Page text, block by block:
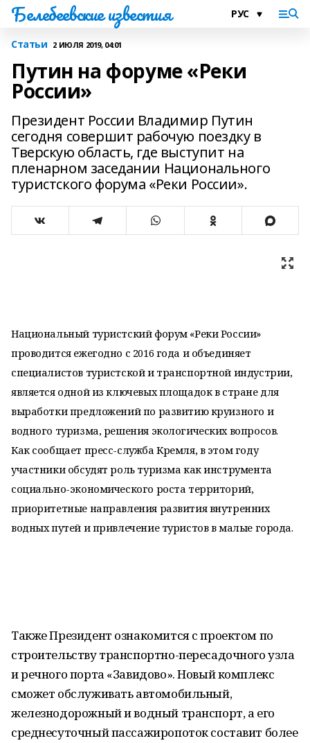
Белебеевские известия
Статьи 2 ИЮЛЯ 2019, 04:01
Путин на форуме «Реки
России»
Президент России Владимир Путин
сегодня совершит рабочую поездку в
Тверскую область, где выступит на
пленарном заседании Национального
туристского форума «Реки России».
Национальный туристский форум «Реки России»
проводится ежегодно с 2016 года и объединяет
специалистов туристской и транспортной индустрии,
является одной из ключевых площадок в стране для
выработки предложений по развитию круизного и
водного туризма, решения экологических вопросов.
Как сообщает пресс-служба Кремля, в этом году
участники обсудят роль туризма как инструмента
социально-экономического роста территорий,
приоритетные направления развития внутренних
водных путей и привлечение туристов в малые города.
Также Президент ознакомится с проектом по
строительству транспортно-пересадочного узла
и речного порта «Завидово». Новый комплекс
сможет обслуживать автомобильный,
железнодорожный и водный транспорт, а его
среднесуточный пассажиропоток составит более